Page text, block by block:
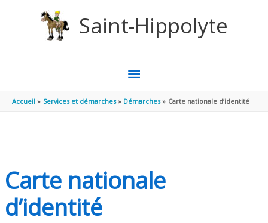
Saint-Hippolyte
MENU
PRINCIPAL
Accueil Services et démarches Démarches Carte nationale d’identité
Carte nationale
d’identité